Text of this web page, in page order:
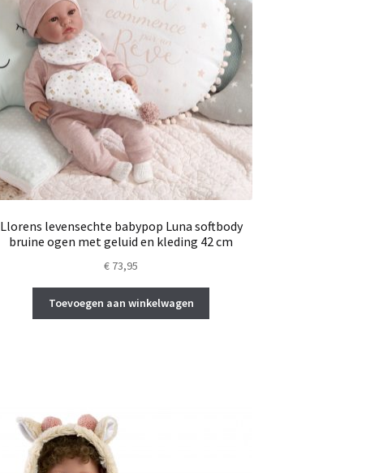
Llorens levensechte babypop Luna softbody
bruine ogen met geluid en kleding 42 cm
€ 73,95
Toevoegen aan winkelwagen